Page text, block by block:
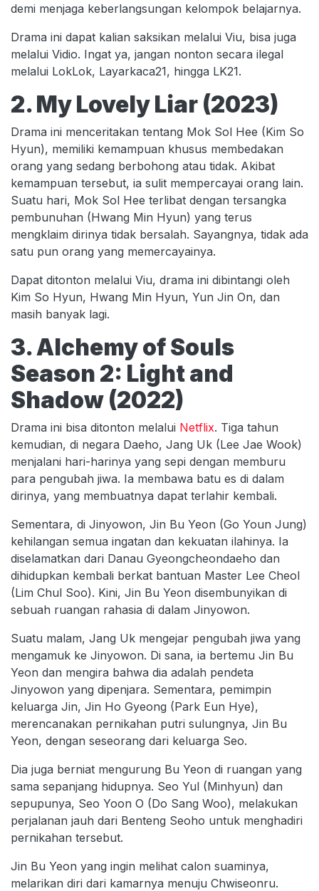
demi menjaga keberlangsungan kelompok belajarnya.
Drama ini dapat kalian saksikan melalui Viu, bisa juga
melalui Vidio. Ingat ya, jangan nonton secara ilegal
melalui LokLok, Layarkaca21, hingga LK21.
2. My Lovely Liar (2023)
Drama ini menceritakan tentang Mok Sol Hee (Kim So
Hyun), memiliki kemampuan khusus membedakan
orang yang sedang berbohong atau tidak. Akibat
kemampuan tersebut, ia sulit mempercayai orang lain.
Suatu hari, Mok Sol Hee terlibat dengan tersangka
pembunuhan (Hwang Min Hyun) yang terus
mengklaim dirinya tidak bersalah. Sayangnya, tidak ada
satu pun orang yang memercayainya.
Dapat ditonton melalui Viu, drama ini dibintangi oleh
Kim So Hyun, Hwang Min Hyun, Yun Jin On, dan
masih banyak lagi.
3. Alchemy of Souls
Season 2: Light and
Shadow (2022)
Drama ini bisa ditonton melalui Netflix. Tiga tahun
kemudian, di negara Daeho, Jang Uk (Lee Jae Wook)
menjalani hari-harinya yang sepi dengan memburu
para pengubah jiwa. Ia membawa batu es di dalam
dirinya, yang membuatnya dapat terlahir kembali.
Sementara, di Jinyowon, Jin Bu Yeon (Go Youn Jung)
kehilangan semua ingatan dan kekuatan ilahinya. Ia
diselamatkan dari Danau Gyeongcheondaeho dan
dihidupkan kembali berkat bantuan Master Lee Cheol
(Lim Chul Soo). Kini, Jin Bu Yeon disembunyikan di
sebuah ruangan rahasia di dalam Jinyowon.
Suatu malam, Jang Uk mengejar pengubah jiwa yang
mengamuk ke Jinyowon. Di sana, ia bertemu Jin Bu
Yeon dan mengira bahwa dia adalah pendeta
Jinyowon yang dipenjara. Sementara, pemimpin
keluarga Jin, Jin Ho Gyeong (Park Eun Hye),
merencanakan pernikahan putri sulungnya, Jin Bu
Yeon, dengan seseorang dari keluarga Seo.
Dia juga berniat mengurung Bu Yeon di ruangan yang
sama sepanjang hidupnya. Seo Yul (Minhyun) dan
sepupunya, Seo Yoon O (Do Sang Woo), melakukan
perjalanan jauh dari Benteng Seoho untuk menghadiri
pernikahan tersebut.
Jin Bu Yeon yang ingin melihat calon suaminya,
melarikan diri dari kamarnya menuju Chwiseonru.